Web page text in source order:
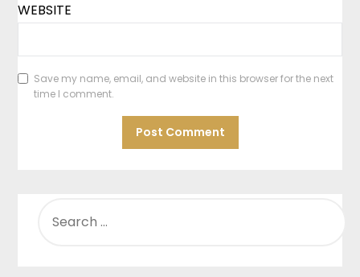
WEBSITE
Save my name, email, and website in this browser for the next
time I comment.
FOR: